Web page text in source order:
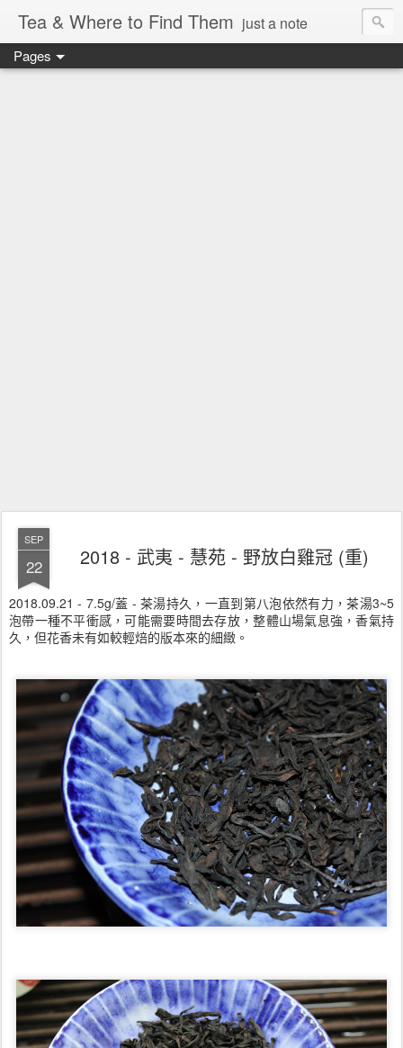
Tea & Where to Find Them just a note
Pages
SEP
22 2018 - 武夷 - 慧苑 - 野放白雞冠 (重)
2018.09.21 - 7.5g/蓋 - 茶湯持久，一直到第八泡依然有力，茶湯3~5
泡帶一種不平衝感，可能需要時間去存放，整體山場氣息強，香氣持
久，但花香未有如較輕焙的版本來的細緻。